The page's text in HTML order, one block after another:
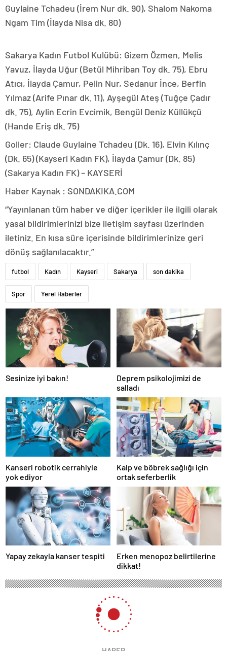
Guylaine Tchadeu (İrem Nur dk. 90), Shalom Nakoma
Ngam Tim (İlayda Nisa dk. 80)
Sakarya Kadın Futbol Kulübü: Gizem Özmen, Melis
Yavuz, İlayda Uğur (Betül Mihriban Toy dk. 75), Ebru
Atıcı, İlayda Çamur, Pelin Nur, Sedanur İnce, Berfin
Yılmaz (Arife Pınar dk. 11), Ayşegül Ateş (Tuğçe Çadır
dk. 75), Aylin Ecrin Evcimik, Bengül Deniz Küllükçü
(Hande Eriş dk. 75)
Goller: Claude Guylaine Tchadeu (Dk. 16), Elvin Kılınç
(Dk. 65) (Kayseri Kadın FK), İlayda Çamur (Dk. 85)
(Sakarya Kadın FK) – KAYSERİ
Haber Kaynak : SONDAKIKA.COM
“Yayınlanan tüm haber ve diğer içerikler ile ilgili olarak
yasal bildirimlerinizi bize iletişim sayfası üzerinden
iletiniz. En kısa süre içerisinde bildirimlerinize geri
dönüş sağlanılacaktır.”
futbol Kadın Kayseri Sakarya son dakika
Spor Yerel Haberler
Sesinize iyi bakın!
Deprem psikolojimizi de
salladı
Kanseri robotik cerrahiyle
yok ediyor
Kalp ve böbrek sağlığı için
ortak seferberlik
Yapay zekayla kanser tespiti
Erken menopoz belirtilerine
dikkat!
Estetik turizminde Türkiye zirvede
2 Aralık 2024 14:54